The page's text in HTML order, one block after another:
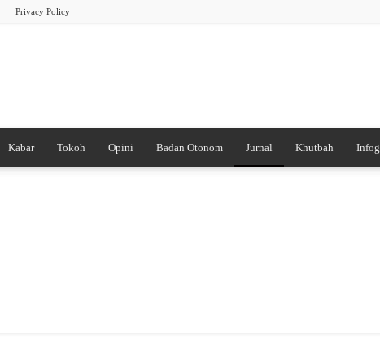
Privacy Policy
Kabar Tokoh Opini Badan Otonom Jurnal Khutbah